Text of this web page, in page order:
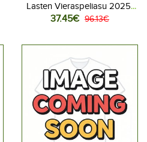
Lasten Vieraspeliasu 2025-
26 Lyhythihainen (+ Lyhyet
37.45€ 96.13€